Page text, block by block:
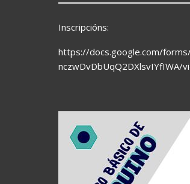
Inscripcións:
https://docs.google.com/forms/
nczwDvDbUqQ2DXlsvIYfIWA/